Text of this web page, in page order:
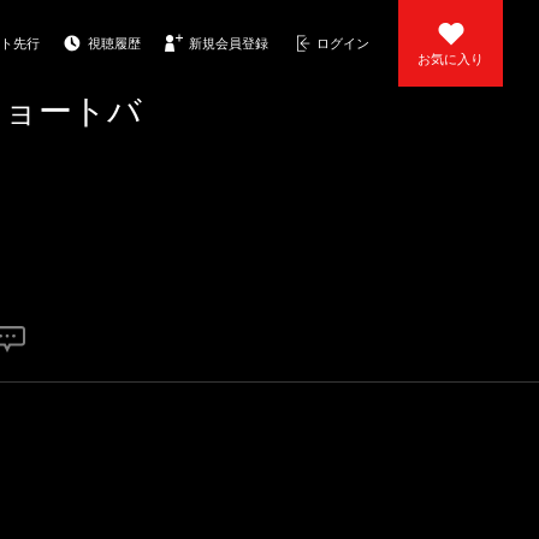
お気に入り
先行 視聴履歴 新規会員登録 ログイン
ートバ